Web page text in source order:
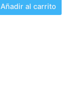
Añadir al carrito